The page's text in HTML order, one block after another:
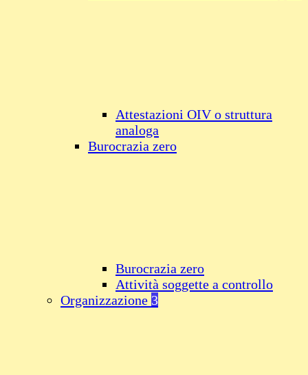
Attestazioni OIV o struttura
analoga
Burocrazia zero
Burocrazia zero
Attività soggette a controllo
Organizzazione 3